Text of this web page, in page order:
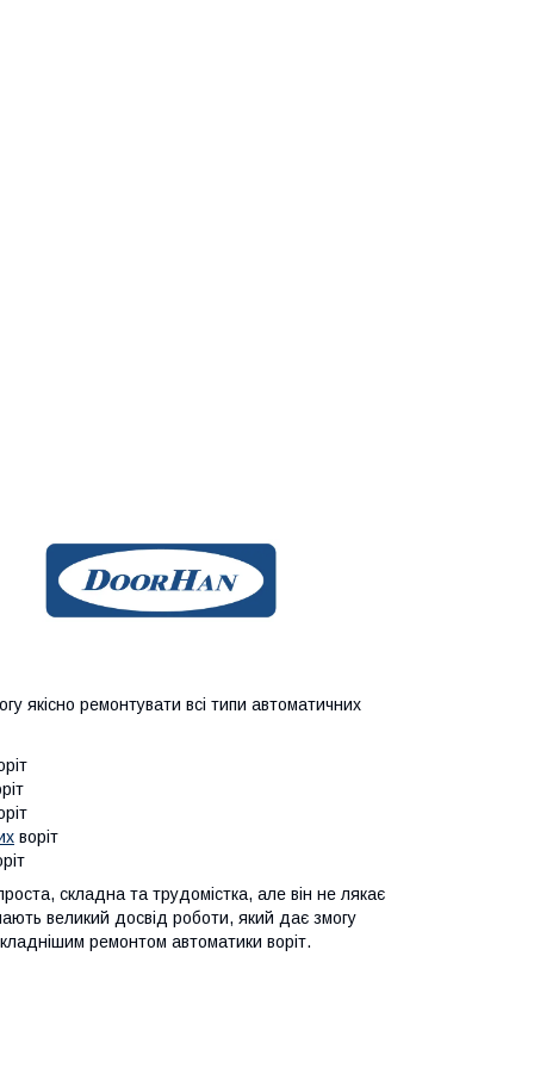
якісно ремонтувати всі типи автоматичних
воріт
складна та трудомістка, але він не лякає
великий досвід роботи, який дає змогу
ремонтом автоматики воріт.